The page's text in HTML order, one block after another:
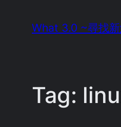
What 3.0 ~尋找
Tag: